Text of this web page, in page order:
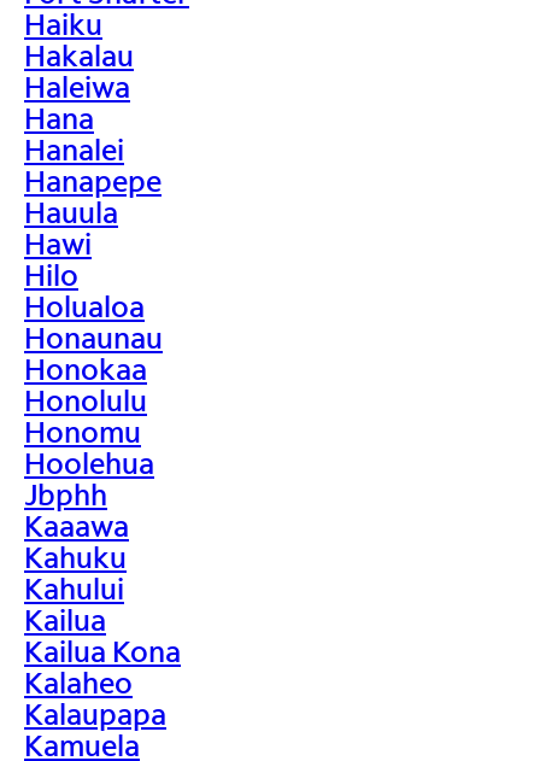
Haiku
Hakalau
Haleiwa
Hana
Hanalei
Hanapepe
Hauula
Hawi
Hilo
Holualoa
Honaunau
Honokaa
Honolulu
Honomu
Hoolehua
Jbphh
Kaaawa
Kahuku
Kahului
Kailua
Kailua Kona
Kalaheo
Kalaupapa
Kamuela